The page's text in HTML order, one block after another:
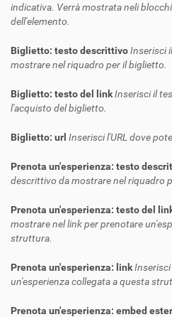
indicativa. Verrà mostrata neli
dell'elemento.
Biglietto: testo descrittivoInserisci
mostrare nel riquadro per il biglietto.
Biglietto: testo del linkInserisci il
l'acquisto del biglietto.
Biglietto: url Inserisci l'URL dove
Prenota un'esperienza: testo
descrittivo da mostrare nel riquadro
Prenota un'esperienza: testo del
mostrare nel link per prenotare
struttura.
Prenota un'esperienza: link
un'esperienza collegata a questa
Prenota un'esperienza: embed